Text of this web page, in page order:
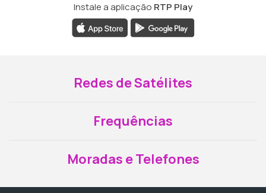
Instale a aplicação RTP Play
Redes de Satélites
Frequências
Moradas e Telefones